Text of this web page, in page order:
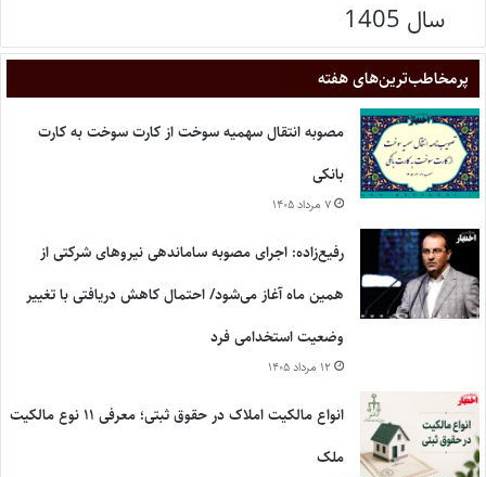
سال 1405
پر‌مخاطب‌ترین‌های هفته
مصوبه انتقال سهمیه سوخت از کارت سوخت به کارت
بانکی
۷ مرداد ۱۴۰۵
رفیع‌زاده: اجرای مصوبه ساماندهی نیروهای شرکتی از
همین ماه آغاز می‌شود/ احتمال کاهش دریافتی با تغییر
وضعیت استخدامی فرد
۱۲ مرداد ۱۴۰۵
انواع مالکیت املاک در حقوق ثبتی؛ معرفی ۱۱ نوع مالکیت
ملک